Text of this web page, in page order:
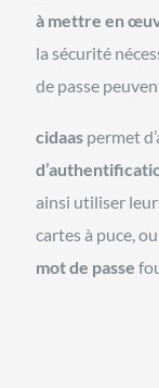
à mettre en
la sécurité
de passe
cidaas permet
ainsi utiliser
cartes à puce, ou
mot de passe